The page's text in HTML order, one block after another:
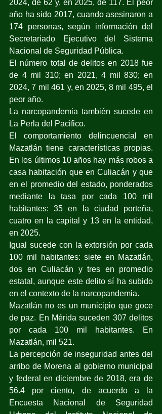
2024, de 62 y, en 2025, de 117. El peor
año ha sido 2017, cuando asesinaron a
174 personas, según información del
Secretariado Ejecutivo del Sistema
Nacional de Seguridad Pública.
El número total de delitos en 2018 fue
de 4 mil 310; en 2021, 4 mil 830; en
2024, 7 mil 461 y, en 2025, 8 mil 495, el
peor año.
La narcopandemia también sucede en
La Perla del Pacifico.
El comportamiento delincuencial en
Mazatlán tiene características propias.
En los últimos 10 años hay más robos a
casa habitación que en Culiacán y que
en el promedio del estado, ponderados
mediante la tasa por cada 100 mil
habitantes: 35 en la ciudad porteña,
cuatro en la capital y 13 en la entidad,
en 2025.
Igual sucede con la extorsión por cada
100 mil habitantes: siete en Mazatlán,
dos en Culiacán y tres en promedio
estatal, aunque este delito sí ha subido
en el contexto de la narcopandemia.
Mazatlán no es un municipio que goce
de paz. En Mérida suceden 307 delitos
por cada 100 mil habitantes. En
Mazatlán, mil 521.
La percepción de inseguridad antes del
arribo de Morena al gobierno municipal
y federal en diciembre de 2018, era de
56.4 por ciento, de acuerdo a la
Encuesta Nacional de Seguridad